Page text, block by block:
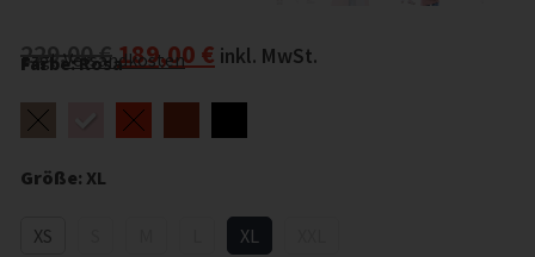
229,00€189,00 € inkl. MwSt.
zzgl.Versandkosten
Größe: XL
XS XL
Farbe:Rosa